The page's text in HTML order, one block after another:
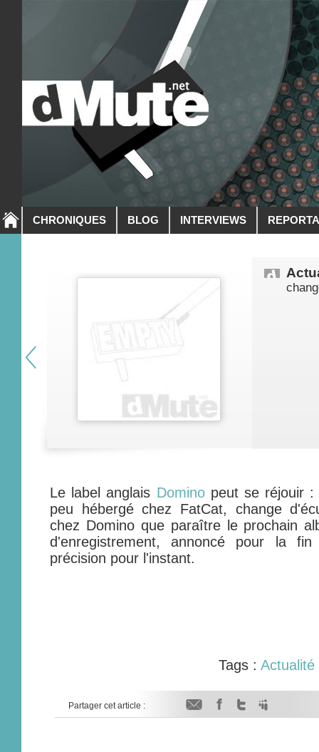
CHRONIQUES BLOG INTERVIEWS
Le label anglais Dominopeut se réjouir :
peu hébergé chez FatCat, change
chez Domino que paraître le prochain
d'enregistrement, annoncé pour la
précision pour l'instant.
Tags : Actualité
Partager cet article :